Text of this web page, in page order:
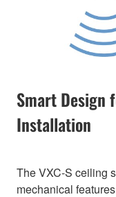
Smart Design
Installation
The VXC-S ceiling
mechanical